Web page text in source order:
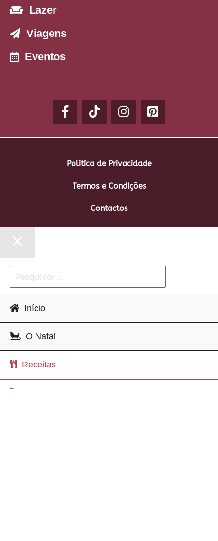
Lazer
Viagens
Eventos
Politíca de Privacidade
Termos e Condições
Contactos
Início
O Natal
Receitas